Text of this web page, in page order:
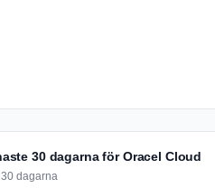
30 dagarna för Oracel Cloud
dagarna